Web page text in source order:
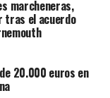
marcheneras,
tras el acuerdo
20.000 euros en